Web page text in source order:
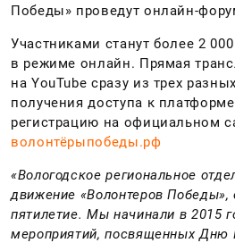
Победы» проведут онлайн-
Участниками станут более 2
в режиме онлайн. Прямая
на YouTube сразу из трех
получения доступа к
регистрацию на официальном
волонтёрыпобеды.рф
«Вологодское региональное
движение «Волонтеров Победы»,
пятилетие. Мы начинали в 2015
мероприятий, посвященных Дню